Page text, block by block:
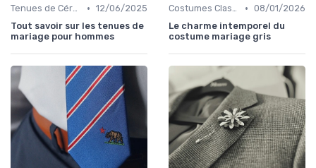
Tenues de Cérémonie • 12/06/2025
Tout savoir sur les tenues de
mariage pour hommes
Costumes Classiques • 08/01/2026
Le charme intemporel du
costume mariage gris